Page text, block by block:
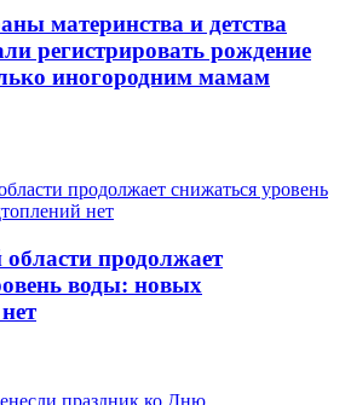
материнства и детства
регистрировать рождение
иногородним мамам
продолжает
воды: новых